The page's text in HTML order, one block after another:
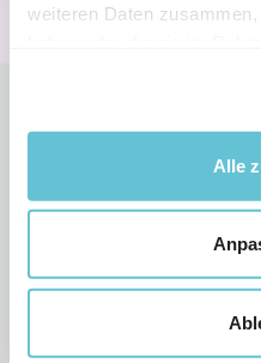
weiteren Daten
Alle
Legal